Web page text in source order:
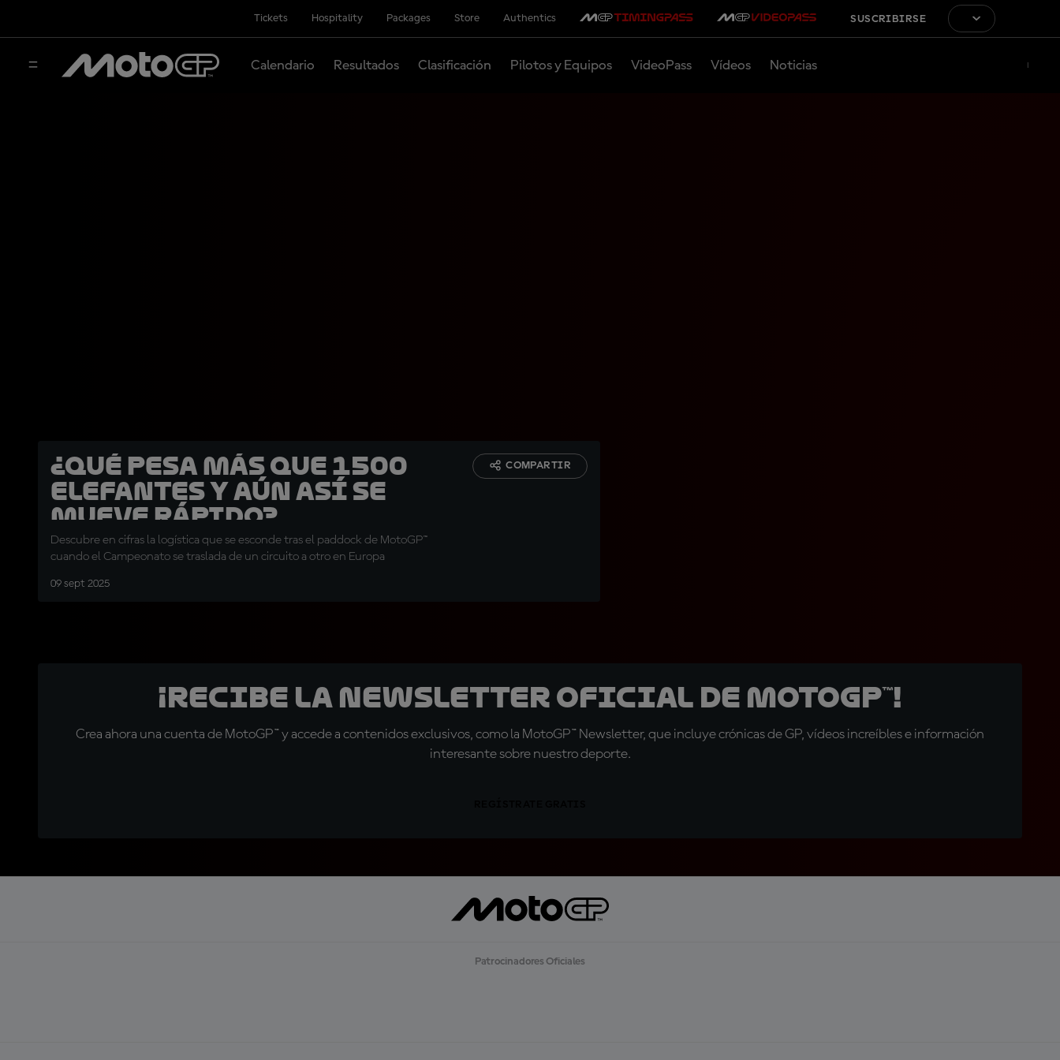
Tickets Hospitality Packages Store Authentics SUSCRIBIRSE
Calendario Resultados Clasificación Pilotos y Equipos VideoPass Vídeos Noticias
¿Qué pesa más que 1500
elefantes y aún así se
mueve rápido?
Descubre en cifras la logística que se esconde tras el paddock de MotoGP™
cuando el Campeonato se traslada de un circuito a otro en Europa
09 sept 2025
COMPARTIR
¡Recibe la Newsletter oficial de MotoGP™!
Crea ahora una cuenta de MotoGP™ y accede a contenidos exclusivos, como la MotoGP™ Newsletter, que incluye crónicas de GP, vídeos increíbles e información
interesante sobre nuestro deporte.
Patrocinadores Oficiales